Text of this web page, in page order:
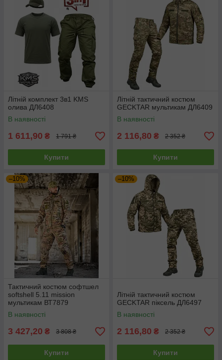
Літній комплект 3в1 KMS
олива ДЛ6408
В наявності
1 611,90 ₴ 1 791 ₴
Купити
Літній тактичний костюм
GECKTAR мультикам ДЛ6409
В наявності
2 116,80 ₴ 2 352 ₴
Купити
–10%
Тактичний костюм софтшел
softshell 5.11 mission
мультикам ВТ7879
В наявності
3 427,20 ₴ 3 808 ₴
Купити
–10%
Літній тактичний костюм
GECKTAR піксель ДЛ6497
В наявності
2 116,80 ₴ 2 352 ₴
Купити